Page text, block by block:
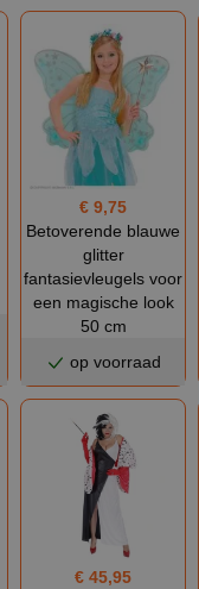
€ 9,75
Betoverende blauwe
glitter
fantasievleugels voor
een magische look
50 cm
op voorraad
€ 45,95